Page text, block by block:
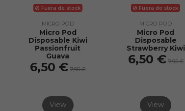
Fuera de stock
MICRO POD
Micro Pod
Disposable Kiwi
Passionfruit
Guava
6,50 € 7,95 €
View
Fuera de stock
MICRO POD
Micro Pod
Disposable
Strawberry Kiwi
6,50 € 7,95 €
View